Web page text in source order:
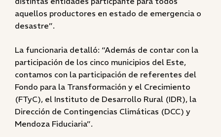
aquellos productores en estado de emergencia o
desastre”.
La funcionaria detalló: “Además de contar con la
participación de los cinco municipios del Este,
contamos con la participación de referentes del
Fondo para la Transformación y el Crecimiento
(FTyC), el Instituto de Desarrollo Rural (IDR), la
Dirección de Contingencias Climáticas (DCC) y
Mendoza Fiduciaria”.